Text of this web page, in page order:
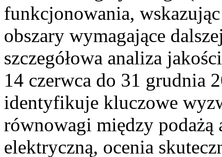
funkcjonowania,
obszary wymagające
szczegółowa analiza
14 czerwca do 31 grudnia
identyfikuje kluczowe
równowagi między podażą
elektryczną, ocenia